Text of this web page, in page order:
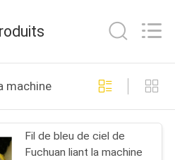
liant
124
machine
Fil de bleu de ciel de
Fuchuan liant la machine